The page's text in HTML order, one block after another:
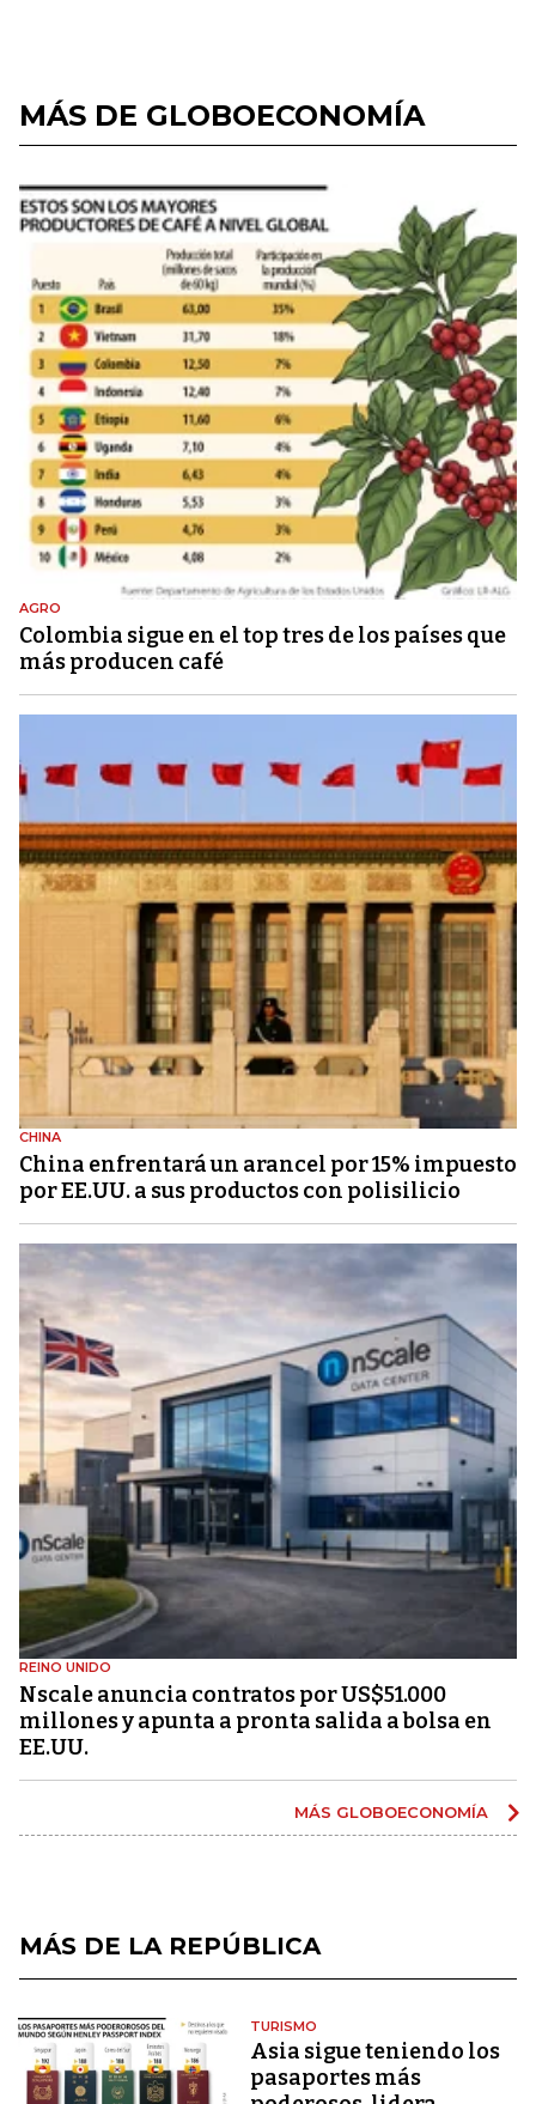
MÁS DE GLOBOECONOMÍA
AGRO
Colombia sigue en el top tres de los países que
más producen café
CHINA
China enfrentará un arancel por 15% impuesto
por EE.UU. a sus productos con polisilicio
REINO UNIDO
Nscale anuncia contratos por US$51.000
millones y apunta a pronta salida a bolsa en
EE.UU.
MÁS GLOBOECONOMÍA
MÁS DE LA REPÚBLICA
TURISMO
Asia sigue teniendo los
pasaportes más